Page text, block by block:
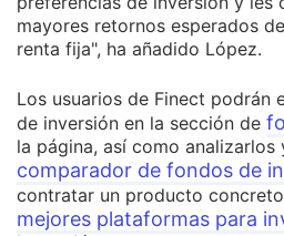
mayores retornos esperados
renta fija", ha añadido López.
Los usuarios de Finect podrán
de inversión en la sección de
la página, así como analizarlos
comparador de fondos de
contratar un producto
mejores plataformas para